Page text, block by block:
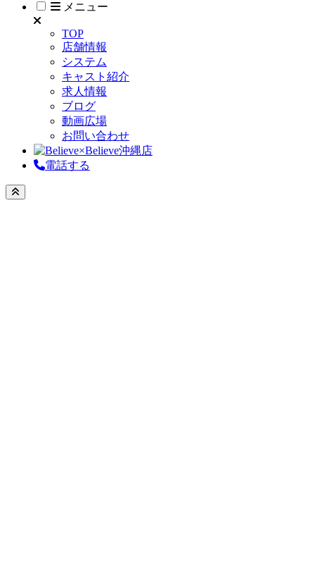
メニュー
TOP
店舗情報
システム
キャスト紹介
求人情報
ブログ
動画広場
お問い合わせ
電話する